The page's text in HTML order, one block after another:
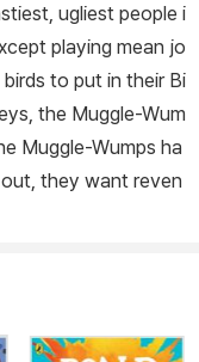
’ 설문조사에서 전 세계
ugliest people i
playing mean jo
to put in their Bi
the Muggle-Wum
Muggle-Wumps ha
they want reven